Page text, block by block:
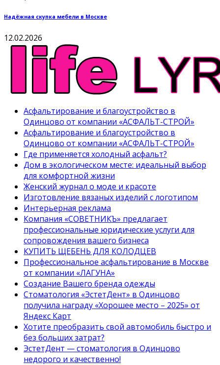
Надёжная скупка мебели в Москве
12.02.2026
Асфальтирование и благоустройство в
Одинцово от компании «АСФАЛЬТ-СТРОЙ»
Асфальтирование и благоустройство в
Одинцово от компании «АСФАЛЬТ-СТРОЙ»
Где применяется холодный асфальт?
Дом в экологическом месте: идеальный выбор
для комфортной жизни
Женский журнал о моде и красоте
Изготовление вязаных изделий с логотипом
Интерьерная реклама
Компания «СОВЕТНИКЪ» предлагает
профессиональные юридические услуги для
сопровождения вашего бизнеса
КУПИТЬ ЩЕБЕНЬ ДЛЯ КОЛОДЦЕВ
Профессиональное асфальтирование в Москве
от компании «ЛАГУНА»
Создание Вашего бренда одежды
Стоматология «ЭстетДент» в Одинцово
получила награду «Хорошее место – 2025» от
Яндекс Карт
Хотите преобразить свой автомобиль быстро и
без больших затрат?
ЭстетДент — стоматология в Одинцово
недорого и качественно!